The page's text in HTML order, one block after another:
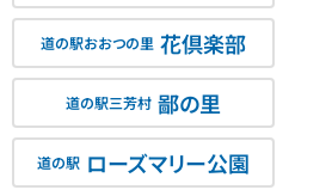
道の駅おおつの里 花倶楽部
道の駅三芳村 鄙の里
道の駅 ローズマリー公園